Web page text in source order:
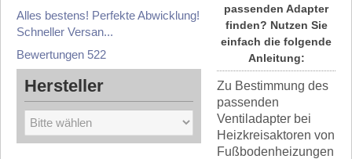
Alles bestens! Perfekte Abwicklung!
Schneller Versan...
Bewertungen 522
Hersteller
passenden Adapter
finden? Nutzen Sie
einfach die folgende
Anleitung:
Zu Bestimmung des
passenden
Ventiladapter bei
Heizkreisaktoren von
Fußbodenheizungen